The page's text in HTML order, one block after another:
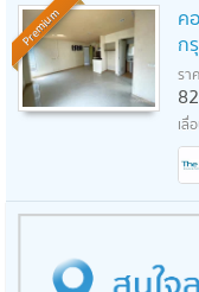
Premium
ค
ก
รา